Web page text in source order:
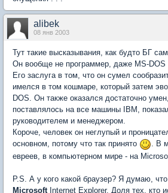
alibek
08 янв 2003
Тут такие высказывания, как будто БГ
Он вообще не программер, даже MS-DOS
Его заслуга в том, что он сумел
имелся в том кошмаре, который затем
DOS. Он также оказался достаточно
поставлялось на все машины IBM,
руководителем и менеджером.
Короче, человек он неглупый и
основном, потому что так принято
. В
евреев, в компьютерном мире - на
P.S. А у кого какой браузер? Я думаю,
Microsoft Internet Explorer. Доля тех, кто